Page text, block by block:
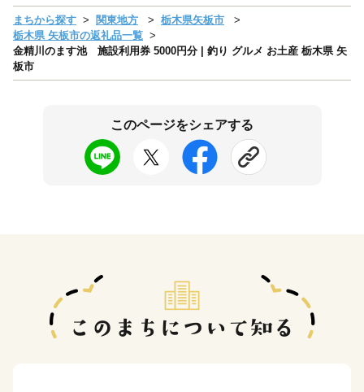
まちから探す 関東地方
栃木県矢板市
栃木県 矢板市の返礼品一覧
金精川のます池 施設利用券 5000円分 | 釣り グルメ お土産 栃木県 矢
板市
このページをシェアする